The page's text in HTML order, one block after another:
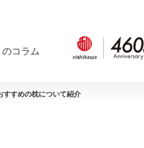
コラム
すすめの枕について紹介